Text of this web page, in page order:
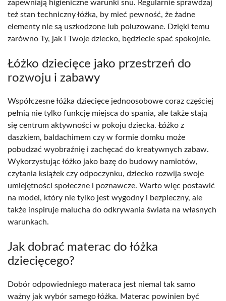
zapewniają higieniczne warunki snu. Regularnie sprawdzaj
też stan techniczny łóżka, by mieć pewność, że żadne
elementy nie są uszkodzone lub poluzowane. Dzięki temu
zarówno Ty, jak i Twoje dziecko, będziecie spać spokojnie.
Łóżko dziecięce jako przestrzeń do
rozwoju i zabawy
Współczesne łóżka dziecięce jednoosobowe coraz częściej
pełnią nie tylko funkcję miejsca do spania, ale także stają
się centrum aktywności w pokoju dziecka. Łóżko z
daszkiem, baldachimem czy w formie domku może
pobudzać wyobraźnię i zachęcać do kreatywnych zabaw.
Wykorzystując łóżko jako bazę do budowy namiotów,
czytania książek czy odpoczynku, dziecko rozwija swoje
umiejętności społeczne i poznawcze. Warto więc postawić
na model, który nie tylko jest wygodny i bezpieczny, ale
także inspiruje malucha do odkrywania świata na własnych
warunkach.
Jak dobrać materac do łóżka
dziecięcego?
Dobór odpowiedniego materaca jest niemal tak samo
ważny jak wybór samego łóżka. Materac powinien być